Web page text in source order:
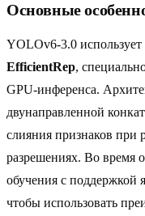
Основные
YOLOv6-3.0
EfficientRep,
GPU-инференса.
двунаправленной
слияния признаков при
разрешениях. Во время
обучения с поддержкой
чтобы использовать